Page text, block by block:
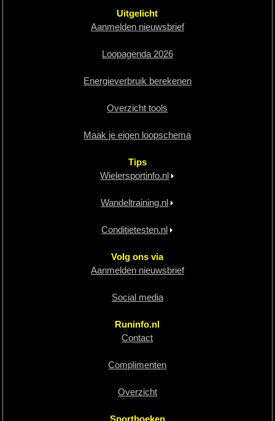
Uitgelicht
Aanmelden nieuwsbrief
Loopagenda 2026
Energieverbruik berekenen
Overzicht tools
Maak je eigen loopschema
Tips
Wielersportinfo.nl
Wandeltraining.nl
Conditietesten.nl
Volg ons via
Aanmelden nieuwsbrief
Social media
Runinfo.nl
Contact
Complimenten
Overzicht
Sportboeken